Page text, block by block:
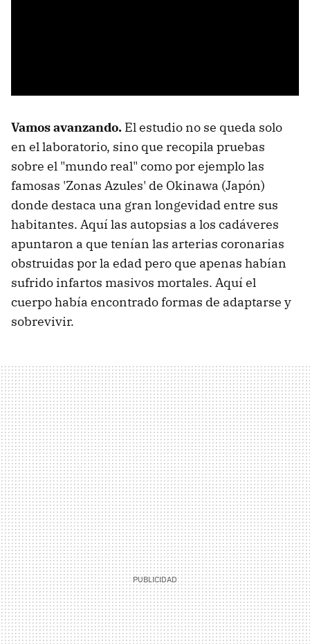
Vamos avanzando. El estudio no se queda solo
en el laboratorio, sino que recopila pruebas
sobre el "mundo real" como por ejemplo las
famosas 'Zonas Azules' de Okinawa (Japón)
donde destaca una gran longevidad entre sus
habitantes. Aquí las autopsias a los cadáveres
apuntaron a que tenían las arterias coronarias
obstruidas por la edad pero que apenas habían
sufrido infartos masivos mortales. Aquí el
cuerpo había encontrado formas de adaptarse y
sobrevivir.